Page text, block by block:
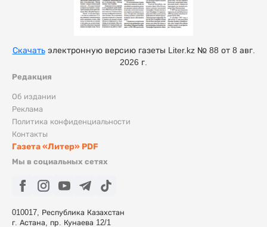
Редакция
Об издании
Реклама
Политика конфиденциальности
Контакты
Газета «Литер» PDF
Мы в социальных сетях
010017, Республика Казахстан
г. Астана, пр. Кунаева 12/1
Скачатьэлектронную версию газеты Liter.kz № 88 от 8 авг.
2026 г.